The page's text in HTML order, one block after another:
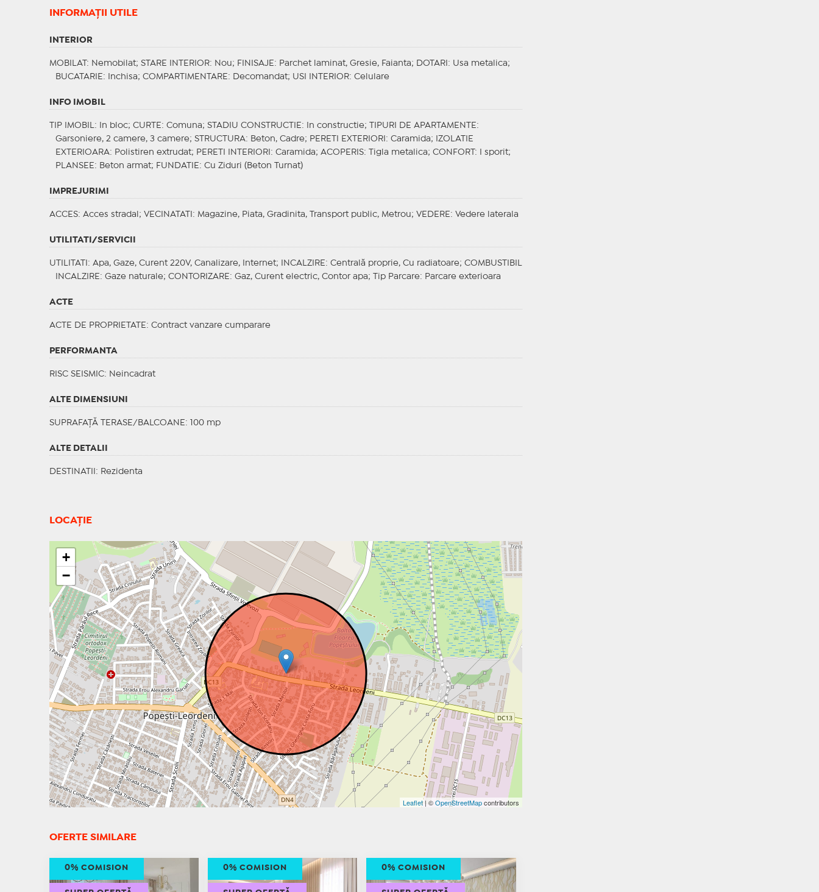
INFORMAŢII UTILE
INTERIOR
MOBILAT : Nemobilat; STARE INTERIOR: Nou; FINISAJE : Parchet laminat, Gresie, Faianta; DOTARI : Usa metalica;
BUCATARIE : Inchisa; COMPARTIMENTARE : Decomandat; USI INTERIOR: Celulare
INFO IMOBIL
TIP IMOBIL : In bloc; CURTE : Comuna; STADIU CONSTRUCTIE : In constructie; TIPURI DE APARTAMENTE :
Garsoniere, 2 camere, 3 camere; STRUCTURA: Beton, Cadre; PERETI EXTERIORI : Caramida;
IZOLATIE
EXTERIOARA: Polistiren extrudat; PERETI INTERIORI : Caramida; ACOPERIS: Tigla metalica; CONFORT
: I sporit;
PLANSEE : Beton armat; FUNDATIE : Cu Ziduri (Beton Turnat)
IMPREJURIMI
ACCES: Acces stradal; VECINATATI : Magazine, Piata, Gradinita, Transport public, Metrou; VEDERE : Vedere laterala
UTILITATI/SERVICII
UTILITATI : Apa, Gaze, Curent 220V, Canalizare, Internet; INCALZIRE : Centrală proprie, Cu radiatoare; COMBUSTIBIL
INCALZIRE : Gaze naturale; CONTORIZARE : Gaz, Curent electric, Contor apa; Tip Parcare: Parcare exterioara
ACTE
ACTE DE PROPRIETATE : Contract vanzare cumparare
PERFORMANTA
RISC SEISMIC: Neincadrat
ALTE DIMENSIUNI
SUPRAFAȚĂ TERASE/BALCOANE: 100 mp
ALTE DETALII
DESTINATII : Rezidenta
LOCAȚIE
+
−
Leaflet| ©OpenStreetMapcontributors
OFERTE SIMILARE
0% COMISION 0% COMISION 0% COMISION